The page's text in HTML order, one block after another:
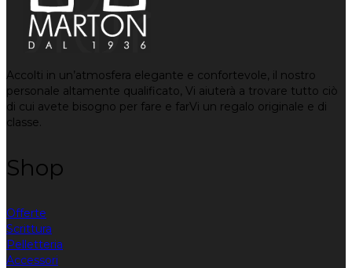
Accolti in un’atmosfera elegante e confortevole, il nostro
personale altamente qualificato, Vi aiuterà a trovare tutto ciò
di cui avete bisogno per fare e farVi un regalo originale e di
classe.
Shop
Offerte
Scrittura
Pelletteria
Accessori